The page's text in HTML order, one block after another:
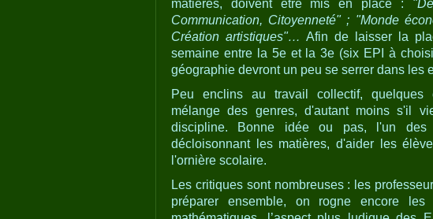
matières, doivent être mis en place :
Communication, Citoyenneté" ; "Monde
Création artistiques"… Afin de laisser la
semaine entre la 5e et la 3e (six EPI à
géographie devront un peu se serrer dans les
Peu enclins au travail collectif, quelques
mélange des genres, d'autant moins s'il
discipline. Bonne idée ou pas, l'un
décloisonnant les matières, d'aider les
l'ornière scolaire.
Les critiques sont nombreuses : les
préparer ensemble, on rogne encore les